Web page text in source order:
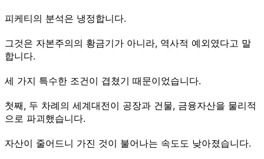
피케티의 분석은 냉정합니다.
그것은 자본주의의 황금기가 아니라, 역사적 예외였다고 말
합니다.
세 가지 특수한 조건이 겹쳤기 때문이었습니다.
첫째, 두 차례의 세계대전이 공장과 건물, 금융자산을 물리적
으로 파괴했습니다.
자산이 줄어드니 가진 것이 불어나는 속도도 낮아졌습니다.